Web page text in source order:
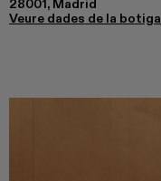
28001, Madrid
Veure dades de la botiga